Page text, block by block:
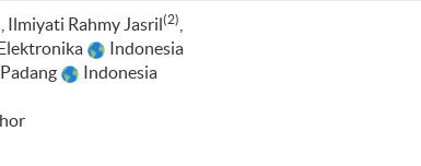
, Ilmiyati Rahmy Jasril(2)
Indonesia
Indonesia